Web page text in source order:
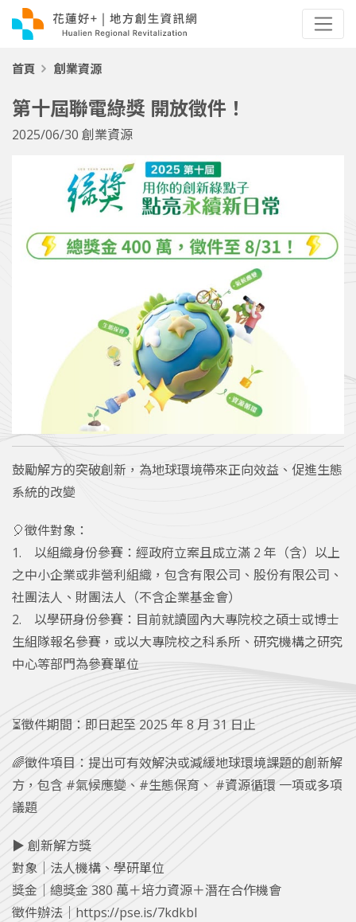
首頁 創業資源
第十屆聯電綠獎 開放徵件！
2025/06/30 創業資源
鼓勵解方的突破創新，為地球環境帶來正向效益、促進生態
系統的改變
🎈徵件對象：
1. 以組織身份參賽：經政府立案且成立滿 2 年（含）以上
之中小企業或非營利組織，包含有限公司、股份有限公司、
社團法人、財團法人（不含企業基金會）
2. 以學研身份參賽：目前就讀國內大專院校之碩士或博士
生組隊報名參賽，或以大專院校之科系所、研究機構之研究
中心等部門為參賽單位
⏳徵件期間：即日起至 2025 年 8 月 31 日止
🌈徵件項目：提出可有效解決或減緩地球環境課題的創新解
方，包含 #氣候應變、#生態保育、 #資源循環 一項或多項
議題
▶︎ 創新解方獎
對象｜法人機構、學研單位
獎金｜總獎金 380 萬＋培力資源＋潛在合作機會
徵件辦法｜ https://pse.is/7kdkbl